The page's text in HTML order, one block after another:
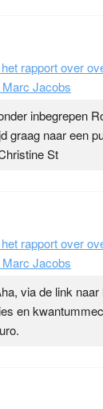
rapport over
Jacobs
inbegrepen
graag naar een
St
rapport over
Jacobs
via de link naar
en